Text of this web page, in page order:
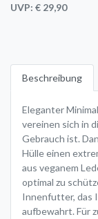
UVP: € 29,90
Beschreibung
Eleganter
vereinen sich in
Gebrauch ist.
Hülle einen
aus veganem
optimal zu
Innenfutter, das
aufbewahrt. Für